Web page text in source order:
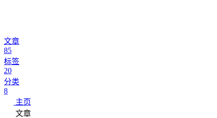
文章
85
标签
20
分类
8
主页
文章